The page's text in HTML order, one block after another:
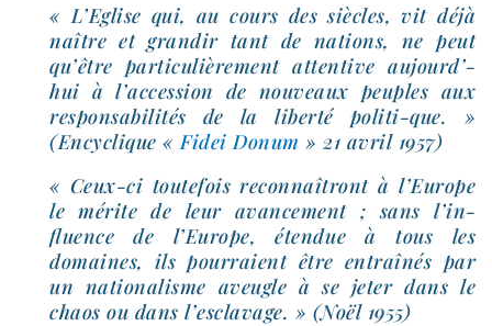
« L’Eglise qui, au cours des siècles, vit déjà
naître et gran­dir tant de nations, ne peut
qu’être par­ti­cu­liè­re­ment atten­tive aujourd’­
hui à l’ac­ces­sion de nou­veaux peuples aux
res­pon­sa­bi­li­tés de la liber­té politi-​que. »
(Encyclique « Fidei Donum » 21 avril 1957)
« Ceux-​ci tou­te­fois recon­naî­tront à l’Europe
le mérite de leur avan­ce­ment ; sans l’in­
fluence de l’Europe, éten­due à tous les
domaines, ils pour­raient être entraî­nés par
un natio­na­lisme aveugle à se jeter dans le
chaos ou dans l’es­cla­vage. » (Noël 1955)